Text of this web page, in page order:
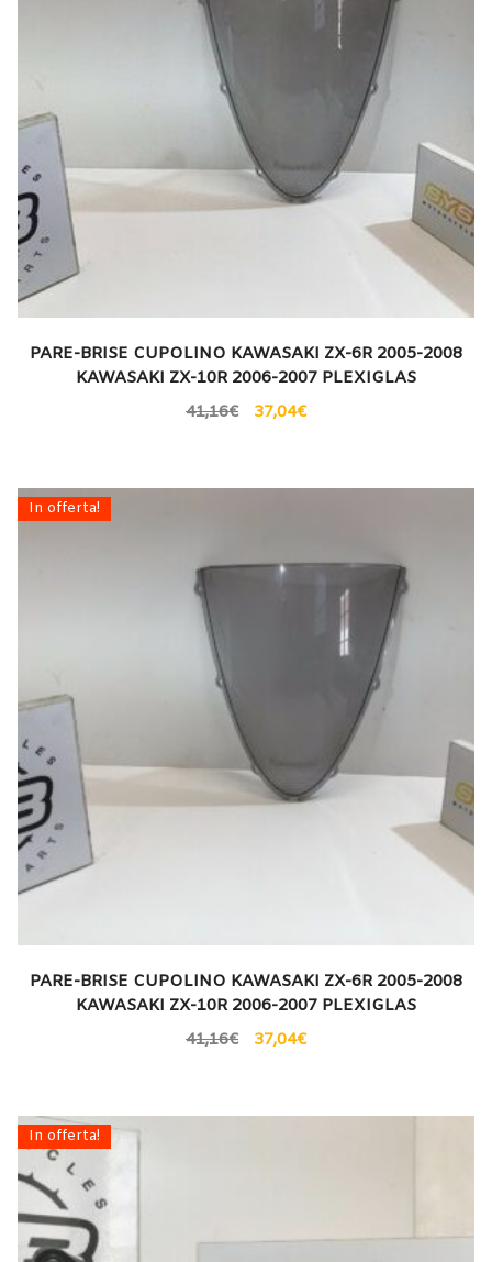
PARE-BRISE CUPOLINO KAWASAKI ZX-6R 2005-2008
KAWASAKI ZX-10R 2006-2007 PLEXIGLAS
41,16€ 37,04€
In offerta!
PARE-BRISE CUPOLINO KAWASAKI ZX-6R 2005-2008
KAWASAKI ZX-10R 2006-2007 PLEXIGLAS
41,16€ 37,04€
In offerta!